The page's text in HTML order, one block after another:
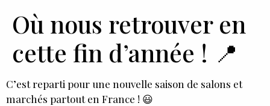
Où nous retrouver en
cette fin d’année ! 📍
C’est reparti pour une nouvelle saison de salons et
marchés partout en France ! 😃